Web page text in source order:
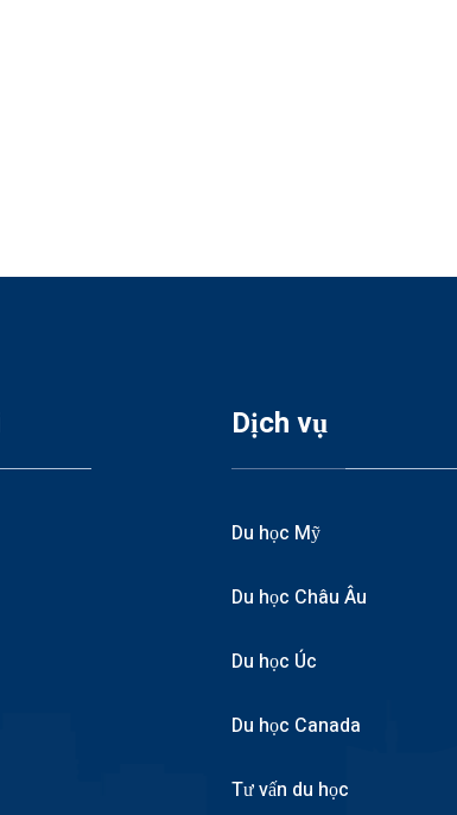
Dịch vụ
Du học Mỹ
Du học Châu Âu
Du học Úc
Du học Canada
Tư vấn du học